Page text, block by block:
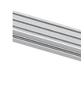
Стандартная
мм:
Масса, кг/м: